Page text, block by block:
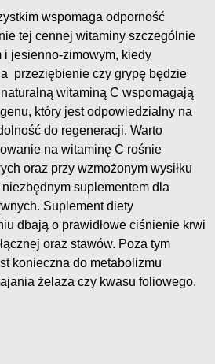
wspomaga odporność
tej cennej witaminy szczególnie
jesienno-zimowym, kiedy
przeziębienie czy grypę będzie
witaminą C wspomagają
który jest odpowiedzialny na
do regeneracji. Warto
na witaminę C rośnie
oraz przy wzmożonym wysiłku
suplementem dla
Suplement diety
dbają o prawidłowe ciśnienie krwi
oraz stawów. Poza tym
konieczna do metabolizmu
żelaza czy kwasu foliowego.